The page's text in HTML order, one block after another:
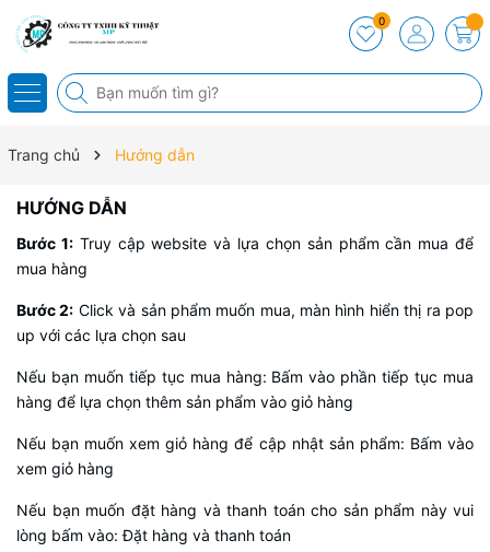
0
Trang chủ Hướng dẫn
HƯỚNG DẪN
Bước 1:Truy cập website và lựa chọn sản phẩm cần mua để
mua hàng
Bước 2: Click và sản phẩm muốn mua, màn hình hiển thị ra pop
up với các lựa chọn sau
Nếu bạn muốn tiếp tục mua hàng: Bấm vào phần tiếp tục mua
hàng để lựa chọn thêm sản phẩm vào giỏ hàng
Nếu bạn muốn xem giỏ hàng để cập nhật sản phẩm: Bấm vào
xem giỏ hàng
Nếu bạn muốn đặt hàng và thanh toán cho sản phẩm này vui
lòng bấm vào: Đặt hàng và thanh toán